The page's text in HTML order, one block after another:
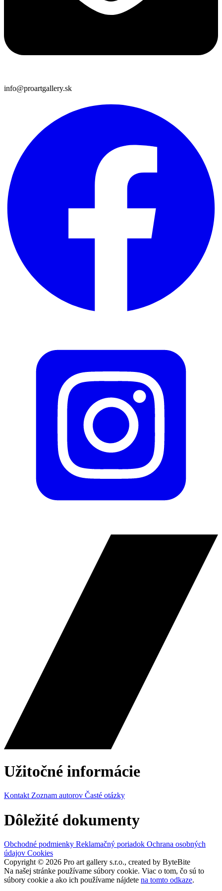
info@proartgallery.sk
Užitočné informácie
Kontakt Zoznam autorov Časté otázky
Dôležité dokumenty
Obchodné podmienky Reklamačný poriadok Ochrana osobných
údajov Cookies
Copyright © 2026 Pro art gallery s.r.o., created by ByteBite
Na našej stránke používame súbory cookie. Viac o tom, čo sú to
súbory cookie a ako ich používame nájdete na tomto odkaze.